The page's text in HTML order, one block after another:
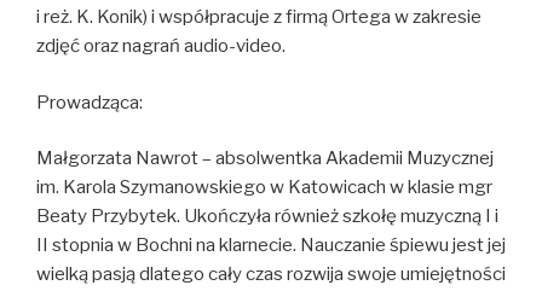
i reż. K. Konik) i współpracuje z firmą Ortega w zakresie
zdjęć oraz nagrań audio-video.
Prowadząca:
Małgorzata Nawrot – absolwentka Akademii Muzycznej
im. Karola Szymanowskiego w Katowicach w klasie mgr
Beaty Przybytek. Ukończyła również szkołę muzyczną I i
II stopnia w Bochni na klarnecie. Nauczanie śpiewu jest jej
wielką pasją dlatego cały czas rozwija swoje umiejętności